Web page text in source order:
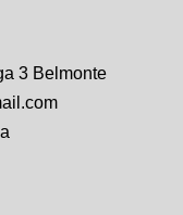
3 Belmonte